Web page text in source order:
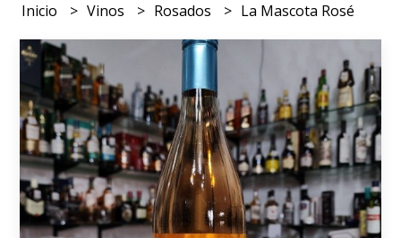
Inicio Vinos Rosados La Mascota Rosé